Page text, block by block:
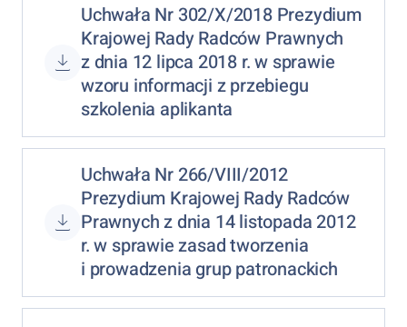
Uchwała Nr 302/X/2018 Prezydium
Krajowej Rady Radców Prawnych
z dnia 12 lipca 2018 r. w sprawie
wzoru informacji z przebiegu
szkolenia aplikanta
Uchwała Nr 266/VIII/2012
Prezydium Krajowej Rady Radców
Prawnych z dnia 14 listopada 2012
r. w sprawie zasad tworzenia
i prowadzenia grup patronackich